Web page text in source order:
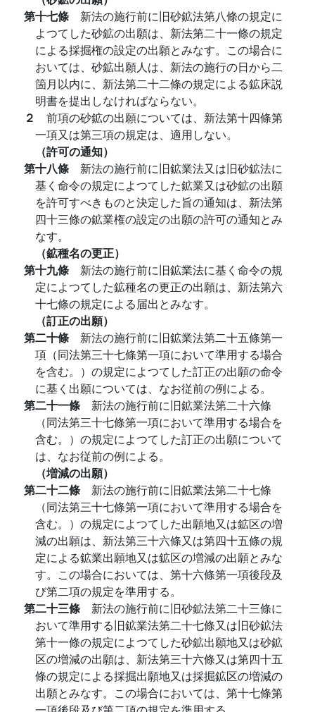
第十七條 新法の施行前に旧砂鉱法第八條の規定に
よつてした砂鉱の出願は、新法第二十一條の規定
による採掘権の設定の出願とみなす。この場合に
おいては、砂鉱出願人は、新法の施行の日から二
箇月以内に、新法第二十二條の規定による鉱床説
明書を提出しなければならない。
２ 前項の砂鉱の出願については、新法第十四條第
一項又は第三項の規定は、適用しない。
（許可の通知）
第十八條 新法の施行前に旧鉱業法又は旧砂鉱法に
基く命令の規定によつてした鉱業又は砂鉱の出願
を許可すべきものと決定した旨の通知は、新法第
四十三條の鉱業権の設定の出願の許可の通知とみ
なす。
（鉱種名の更正）
第十九條 新法の施行前に旧鉱業法に基く命令の規
定によつてした鉱種名の更正の出願は、新法第六
十七條の規定による届出とみなす。
（訂正の出願）
第二十條 新法の施行前に旧鉱業法第二十五條第一
項（同法第三十七條第一項において準用する場合
を含む。）の規定によつてした訂正の出願の命令
に基く出願については、なお従前の例による。
第二十一條 新法の施行前に旧鉱業法第二十六條
（同法第三十七條第一項において準用する場合を
含む。）の規定によつてした訂正の出願について
は、なお従前の例による。
（増減の出願）
第二十二條 新法の施行前に旧鉱業法第二十七條
（同法第三十七條第一項において準用する場合を
含む。）の規定によつてした出願地又は鉱区の増
減の出願は、新法第三十六條又は第四十五條の規
定による鉱業出願地又は鉱区の増減の出願とみな
す。この場合においては、第十六條第一項後段及
び第二項の規定を準用する。
第二十三條 新法の施行前に旧砂鉱法第二十三條に
おいて準用する旧鉱業法第二十七條又は旧砂鉱法
第十一條の規定によつてした砂鉱出願地又は砂鉱
区の増減の出願は、新法第三十六條又は第四十五
條の規定による採掘出願地又は採掘鉱区の増減の
出願とみなす。この場合においては、第十七條第